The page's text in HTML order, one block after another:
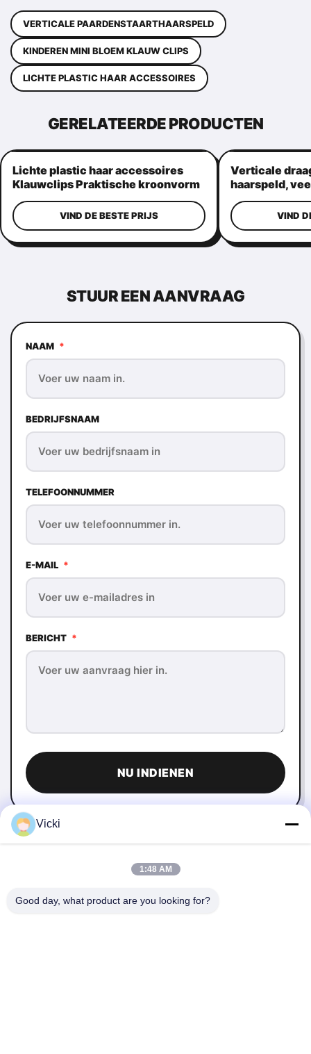
VERTICALE PAARDENSTAARTHAARSPELD
KINDEREN MINI BLOEM KLAUW CLIPS
LICHTE PLASTIC HAAR ACCESSOIRES
GERELATEERDE PRODUCTEN
Lichte plastic haar accessoires
Klauwclips Praktische kroonvorm
VIND DE BESTE PRIJS
Verticale
haarspeld,
haargrepen
VIND
STUUR EEN AANVRAAG
NAAM *
BEDRIJFSNAAM
TELEFOONNUMMER
E-MAIL *
BERICHT *
NU INDIENEN
Vicki
1:48 AM
Good day, what product are you looking for?